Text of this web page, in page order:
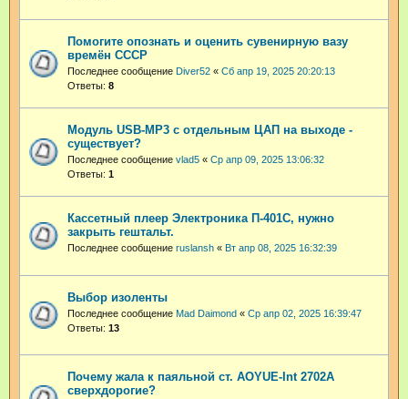
Помогите опознать и оценить сувенирную вазу
времён СССР
Последнее сообщение Diver52 « Сб апр 19, 2025 20:20:13
Ответы: 8
Модуль USB-MP3 с отдельным ЦАП на выходе -
существует?
Последнее сообщение vlad5 « Ср апр 09, 2025 13:06:32
Ответы: 1
Кассетный плеер Электроника П-401С, нужно
закрыть гештальт.
Последнее сообщение ruslansh « Вт апр 08, 2025 16:32:39
Выбор изоленты
Последнее сообщение Mad Daimond « Ср апр 02, 2025 16:39:47
Ответы: 13
Почему жала к паяльной ст. AOYUE-Int 2702A
сверхдорогие?